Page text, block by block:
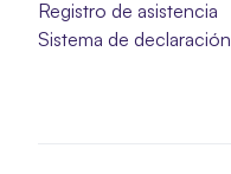
Registro de asistencia
Sistema de declaración